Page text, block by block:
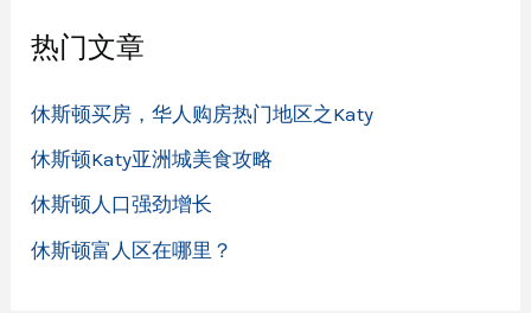
热门文章
休斯顿买房，华人购房热门地区之Katy
休斯顿Katy亚洲城美食攻略
休斯顿人口强劲增长
休斯顿富人区在哪里？